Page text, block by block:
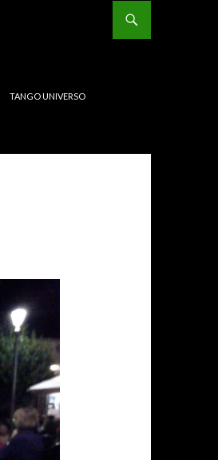
TANGO UNIVERSO